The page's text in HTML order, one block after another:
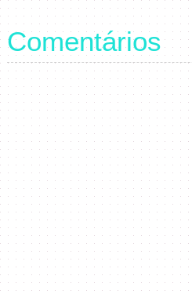
Comentários